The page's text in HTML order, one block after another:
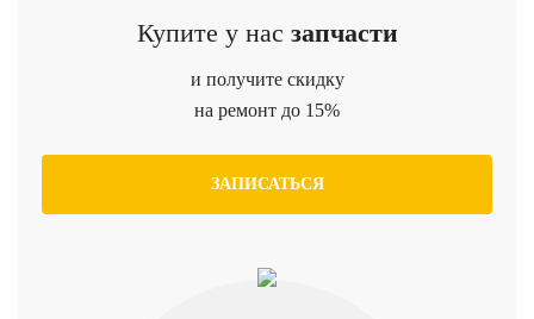
Купите у нас запчасти
и получите скидку
на ремонт до 15%
ЗАПИСАТЬСЯ